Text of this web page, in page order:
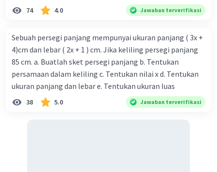
74 4.0 Jawaban terverifikasi
Sebuah persegi panjang mempunyai ukuran panjang ( 3x +
4)cm dan lebar ( 2x + 1 ) cm. Jika keliling persegi panjang
85 cm. a. Buatlah sket persegi panjang b. Tentukan
persamaan dalam keliling c. Tentukan nilai x d. Tentukan
ukuran panjang dan lebar e. Tentukan ukuran luas
38 5.0 Jawaban terverifikasi